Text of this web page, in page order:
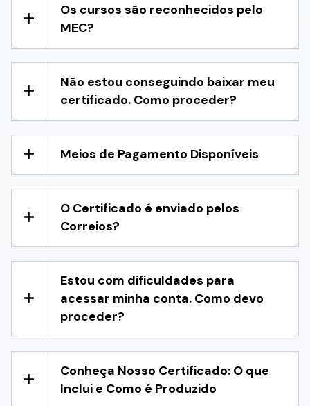
Os cursos são reconhecidos pelo
MEC?
Não estou conseguindo baixar meu
certificado. Como proceder?
Meios de Pagamento Disponíveis
O Certificado é enviado pelos
Correios?
Estou com dificuldades para
acessar minha conta. Como devo
proceder?
Conheça Nosso Certificado: O que
Inclui e Como é Produzido